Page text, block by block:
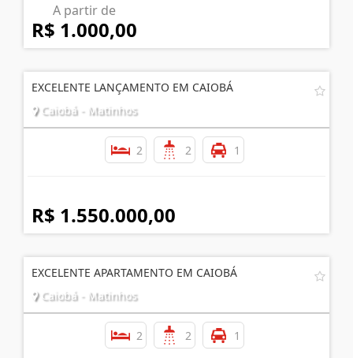
A partir de
R$ 1.000,00
EXCELENTE LANÇAMENTO EM CAIOBÁ
Caiobá - Matinhos
2 2 1
R$ 1.550.000,00
EXCELENTE APARTAMENTO EM CAIOBÁ
Caiobá - Matinhos
2 2 1